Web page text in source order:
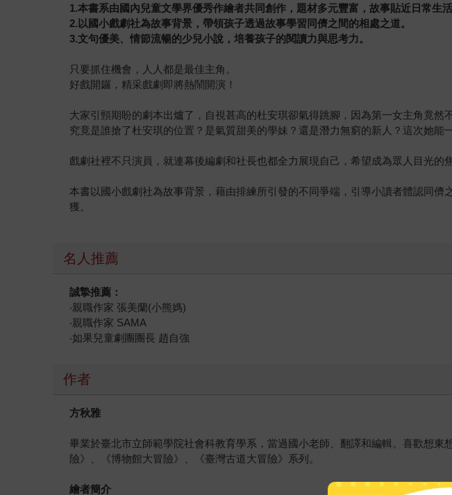
1.本書系由國內兒童文學界優秀作繪者共同創作，題材多元豐富，故事貼近日常生
2.以國小戲劇社為故事背景，帶領孩子透過故事學習同儕之間的相處之道。
3.文句優美、情節流暢的少兒小說，培養孩子的閱讀力與思考力。
只要抓住機會，人人都是最佳主角。
好戲開鑼，精采戲劇即將熱鬧開演！
大家引頸期盼的劇本出爐了，自視甚高的杜安琪卻氣得跳腳，因為第一女主角竟然
究竟是誰搶了杜安琪的位置？是氣質甜美的學妹？還是潛力無窮的新人？這次她能
戲劇社裡不只演員，就連幕後編劇和社長也都全力展現自己，希望成為眾人目光的焦
本書以國小戲劇社為故事背景，藉由排練所引發的不同爭端，引導小讀者體認同
獲。
名人推薦
誠摯推薦：
‧親職作家 張美蘭(小熊媽)
‧親職作家 SAMA
‧如果兒童劇團團長 趙自強
作者
方秋雅
畢業於臺北市立師範學院社會科教育學系，當過國小老師、翻譯和編輯。喜歡想
險》、《博物館大冒險》、《臺灣古道大冒險》系列。
繪者簡介